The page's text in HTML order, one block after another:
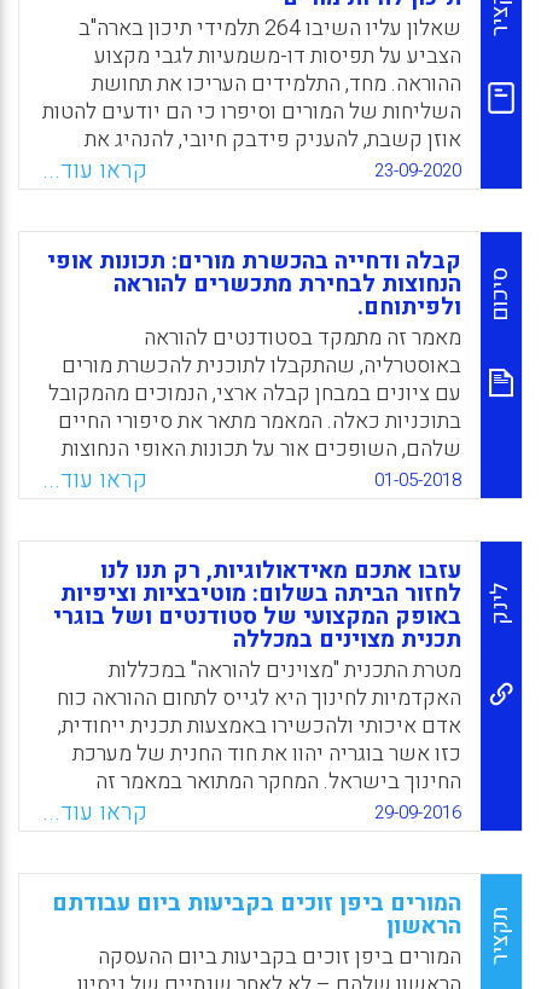
WhatsApp
Facebook
Email
Xשאלון עליו השיבו 264 תלמידי תיכון בארה"ב
הצביע על תפיסות דו-משמעיות לגבי מקצוע
ההוראה. מחד, התלמידים העריכו את תחושת
השליחות של המורים וסיפרו כי הם יודעים להטות
אוזן קשבת, להעניק פידבק חיובי, להנהיג את
הכיתה ולתרום לזולת. מאידך, הם טענו שהחברה
אינה מכבדת מורים, שיחס התלמידים למורים
אדיש או מזלזל, שמורים נאלצים להתמודד עם
בעיות משמעת ולהסתפק בשכר נמוך.
WhatsApp
Facebook
Email
X
23-09-2020 קראו עוד...
סיכום
קבלה ודחייה בהכשרת מורים: תכונות אופי
הנחוצות לבחירת מתכשרים להוראה
ולפיתוחם.
מאמר זה מתמקד בסטודנטים להוראה
באוסטרליה, שהתקבלו לתוכנית להכשרת מורים
עם ציונים במבחן קבלה ארצי, הנמוכים מהמקובל
בתוכניות כאלה. המאמר מתאר את סיפורי החיים
שלהם, השופכים אור על תכונות האופי הנחוצות
להוראה אפקטיבית וללמידה בבתי ספר. הטענה
המובאת במאמר כי שימוש יחיד במבחני קבלה
ארציים ובמבחן ידע שפתי וכמותי של מתכשרים
להוראה המהווים הסללה של המועמדים לעיסוק
בהוראה הם אמצעים שלא מצליחים לעמוד על
המורכבות הטמונה במקצוע ההוראה ובהוראה
איכותית.
WhatsApp
Facebook
Email
X
01-05-2018 קראו עוד...
לינק
עזבו אתכם מאידאולוגיות, רק תנו לנו
לחזור הביתה בשלום: מוטיבציות וציפיות
באופק המקצועי של סטודנטים ושל בוגרי
תכנית מצוינים במכללה
מטרת התכנית "מצוינים להוראה" במכללות
האקדמיות לחינוך היא לגייס לתחום ההוראה כוח
אדם איכותי ולהכשירו באמצעות תכנית ייחודית,
כזו אשר בוגריה יהוו את חוד החנית של מערכת
החינוך בישראל. המחקר המתואר במאמר זה
התמקד באחד-עשר סטודנטים שלמדו בתכנית
המצוינים במכללה ע"ש דוד ילין, כמו גם בבחינת
עשרה בוגרים של תכנית זו בשנתיים הראשונות
לעבודתם. במחקר נבחנו המוטיבציות של
הסטודנטים והבוגרים לבחור במקצוע ההוראה,
הציפיות שלהם מעצמם בהקשר המקצועי והאופק
המקצועי שהם חותרים אליו. ראיונות העומק
29-09-2016 קראו עוד...
תקציר
המורים ביפן זוכים בקביעות ביום עבודתם
הראשון
המורים ביפן זוכים בקביעות ביום ההעסקה